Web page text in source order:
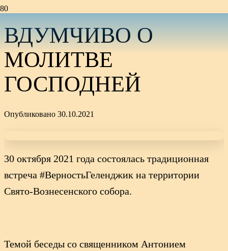
ВДУМЧИВО О
МОЛИТВЕ
ГОСПОДНЕЙ
Опубликовано 30.10.2021
30 октября 2021 года состоялась традиционная
встреча #ВерностьГеленджик на территории
Свято-Вознесенского собора.
Темой беседы со священником Антонием